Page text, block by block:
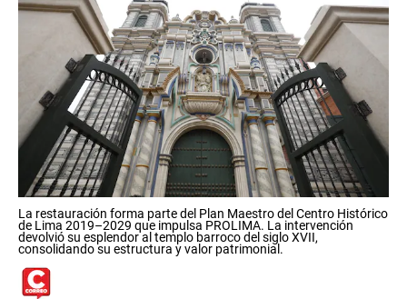
La restauración forma parte del Plan Maestro del Centro Histórico
de Lima 2019–2029 que impulsa PROLIMA. La intervención
devolvió su esplendor al templo barroco del siglo XVII,
consolidando su estructura y valor patrimonial.